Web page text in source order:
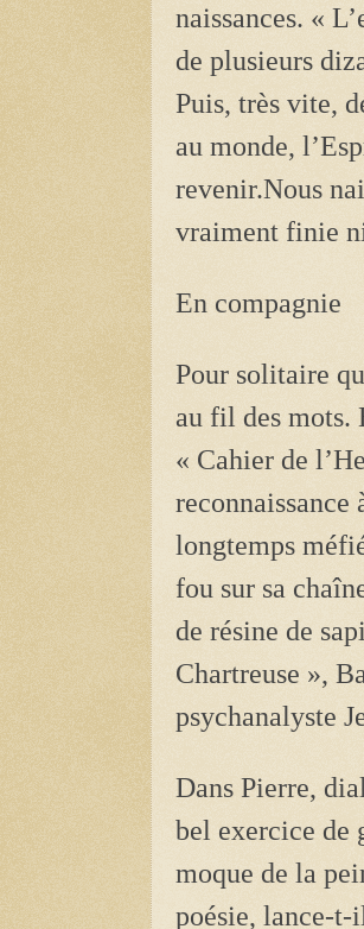
naissances. «
de plusieurs
Puis, très vite,
au monde,
revenir.Nous
vraiment finie
En compagnie
Pour solitaire
au fil des mots.
« Cahier de
longtemps
fou sur sa
de résine de
Chartreuse »,
psychanalyste
Dans Pierre,
bel exercice de
moque de la
poésie, lance-t-